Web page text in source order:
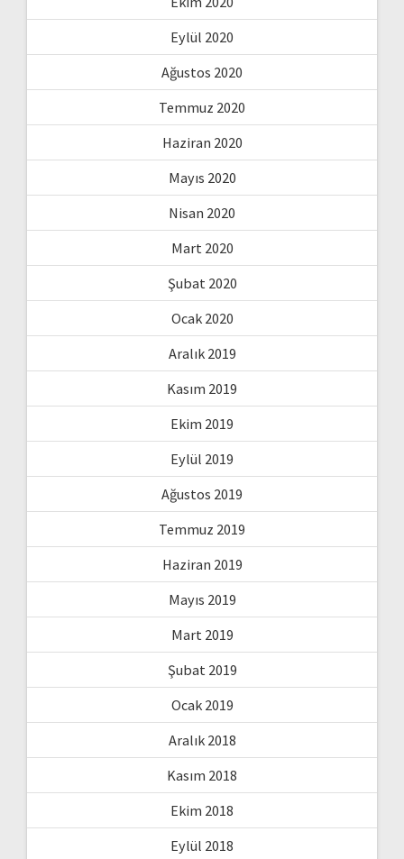
Eylül 2020
Ağustos 2020
Temmuz 2020
Haziran 2020
Mayıs 2020
Nisan 2020
Mart 2020
Şubat 2020
Ocak 2020
Aralık 2019
Kasım 2019
Ekim 2019
Eylül 2019
Ağustos 2019
Temmuz 2019
Haziran 2019
Mayıs 2019
Mart 2019
Şubat 2019
Ocak 2019
Aralık 2018
Kasım 2018
Ekim 2018
Eylül 2018